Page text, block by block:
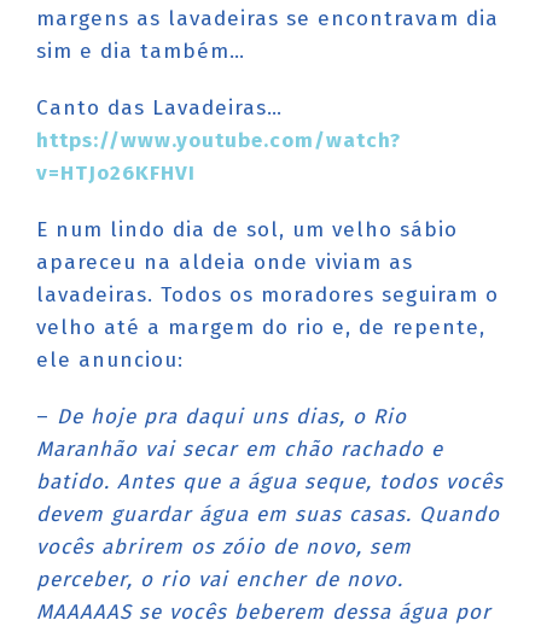
margens as lavadeiras se encontravam dia
sim e dia também…
Canto das Lavadeiras…
https://www.youtube.com/watch?
v=HTJo26KFHVI
E num lindo dia de sol, um velho sábio
apareceu na aldeia onde viviam as
lavadeiras. Todos os moradores seguiram o
velho até a margem do rio e, de repente,
ele anunciou:
– De hoje pra daqui uns dias, o Rio
Maranhão vai secar em chão rachado e
batido. Antes que a água seque, todos vocês
devem guardar água em suas casas. Quando
vocês abrirem os zóio de novo, sem
perceber, o rio vai encher de novo.
MAAAAAS se vocês beberem dessa água por